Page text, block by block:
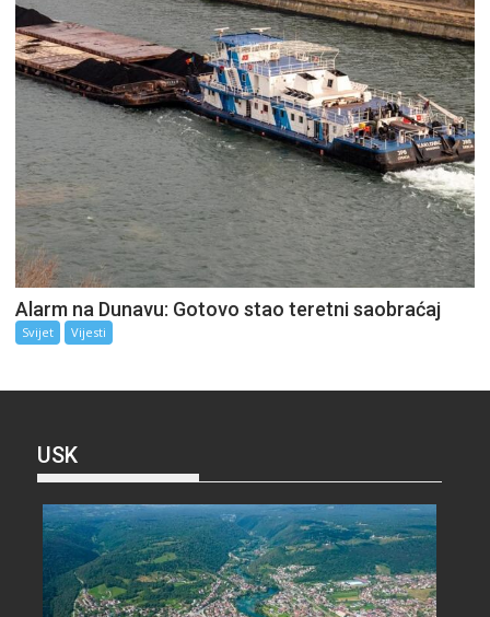
Alarm na Dunavu: Gotovo stao teretni saobraćaj
Svijet Vijesti
USK